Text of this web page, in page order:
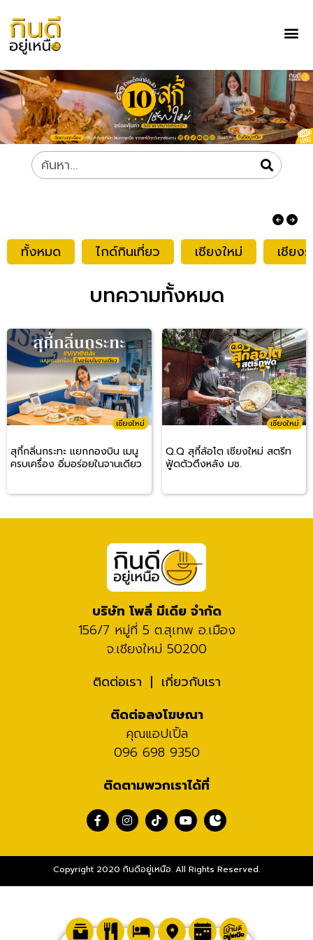
ทั้งหมด ไกด์กินเที่ยว เชียงใหม่ เชียง
บทความทั้งหมด
เชียงใหม่
สุกี้กลิ่นกระทะ แยกกองบิน เมนู
ครบเครื่อง อิ่มอร่อยในจานเดียว
เชียงใหม่
Q.Q สุกี้ล้อโต เชียงใหม่ สตรีท
ฟู้ดตัวตึงหลัง มช.
บริษัท โพลี่ มีเดีย จำกัด
156/7 หมู่ที่ 5 ต.สุเทพ อ.เมือง
จ.เชียงใหม่ 50200
ติดต่อเรา
เกี่ยวกับเรา
ติดต่อลงโฆษณา
คุณแอปเปิ้ล
096 698 9350
ติดตามพวกเราได้ที่
Copyright 2020 กินดีอยู่เหนือ. All Rights Reserved.